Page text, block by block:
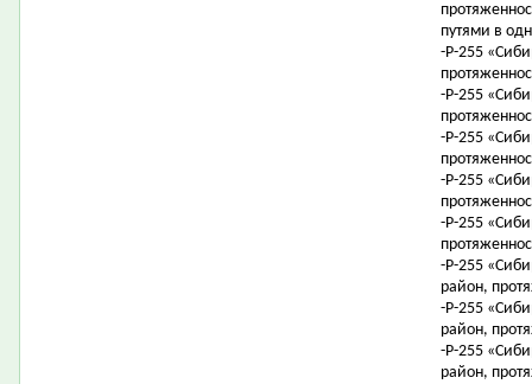
путями в
-Р-255
-Р-255
-Р-255
-Р-255
-Р-255
-Р-255
район,
-Р-255
район,
-Р-255
район,